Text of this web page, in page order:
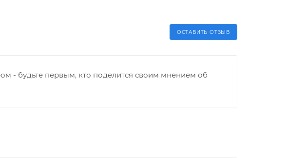
ОСТАВИТЬ ОТЗЫВ
- будьте первым, кто поделится своим мнением об